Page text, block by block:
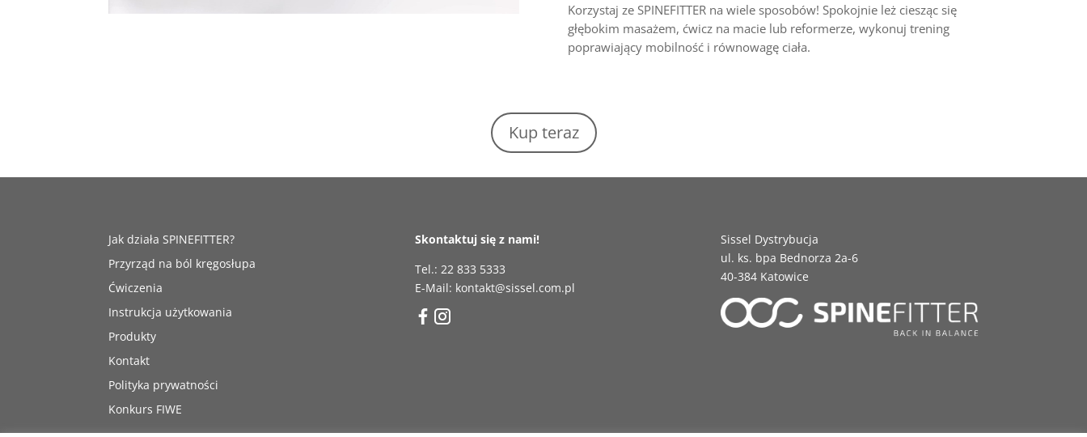
Korzystaj ze SPINEFITTER na wiele sposobów! Spokojnie leż ciesząc się
głębokim masażem, ćwicz na macie lub reformerze, wykonuj trening
poprawiający mobilność i równowagę ciała.
Kup teraz
Jak działa SPINEFITTER?
Przyrząd na ból kręgosłupa
Ćwiczenia
Instrukcja użytkowania
Produkty
Kontakt
Polityka prywatności
Konkurs FIWE
Skontaktuj się z nami!
Tel.: 22 833 5333
E-Mail: kontakt@sissel.com.pl
Sissel Dystrybucja
ul. ks. bpa Bednorza 2a-6
40-384 Katowice